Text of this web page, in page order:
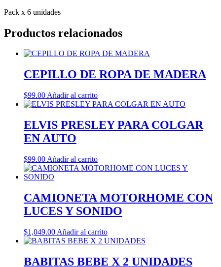
Pack x 6 unidades
Productos relacionados
CEPILLO DE ROPA DE MADERA
$99.00 Añadir al carrito
ELVIS PRESLEY PARA COLGAR
EN AUTO
$99.00 Añadir al carrito
CAMIONETA MOTORHOME CON
LUCES Y SONIDO
$1,049.00 Añadir al carrito
BABITAS BEBE X 2 UNIDADES